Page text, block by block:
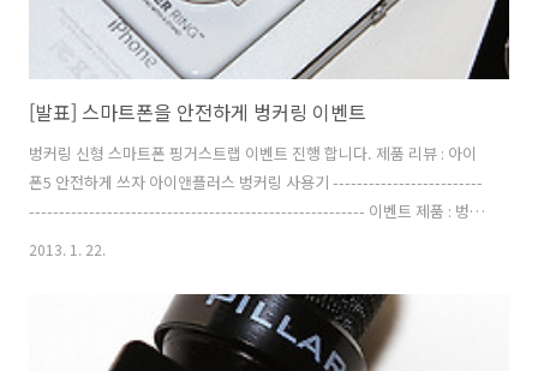
[발표] 스마트폰을 안전하게 벙커링 이벤트
벙커링 신형 스마트폰 핑거스트랩 이벤트 진행 합니다. 제품 리뷰 : 아이
폰5 안전하게 쓰자 아이앤플러스 벙커링 사용기 -------------------------
-------------------------------------------------------- 이벤트 제품 : 벙커
링 색상별 (핑크, 레드, 화이트, 블랙, 크롬)로 1개씩 총 5개 (배송비는 아
발표는 1월 31일 예정) 1. 페이스북에 댓글로 받고 싶은 벙커링 색상과 이
유, 이메일 주소를 남긴다. 페이스북 응모 주소 :
http://www.facebook.com/cdmanfp/posts/330807597037100
2013. 1. 22.